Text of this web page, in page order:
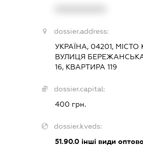
dossier.address:
УКРАЇНА, 04201, МІСТО
ВУЛИЦЯ
16, КВАРТИРА 119
dossier.capital:
400 грн.
dossier.kveds:
51.90.0інші види